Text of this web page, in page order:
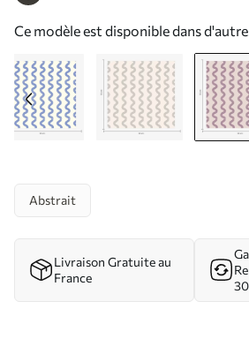
Ce modèle est disponible dans
Abstrait
Livraison Gratuite au
France